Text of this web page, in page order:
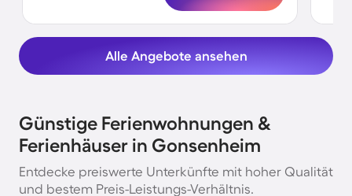
Alle Angebote ansehen
Günstige Ferienwohnungen &
Ferienhäuser in Gonsenheim
Entdecke preiswerte Unterkünfte mit hoher Qualität
und bestem Preis-Leistungs-Verhältnis.